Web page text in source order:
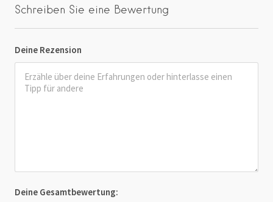
Schreiben Sie eine Bewertung
Deine Rezension
Deine Gesamtbewertung: